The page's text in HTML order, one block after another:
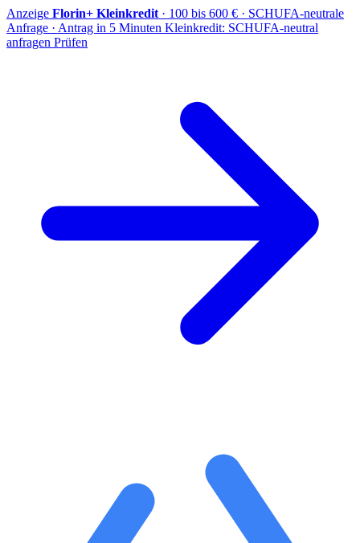
Anzeige Florin+ Kleinkredit · 100 bis 600 € · SCHUFA-neutrale
Anfrage · Antrag in 5 Minuten Kleinkredit: SCHUFA-neutral
anfragen Prüfen